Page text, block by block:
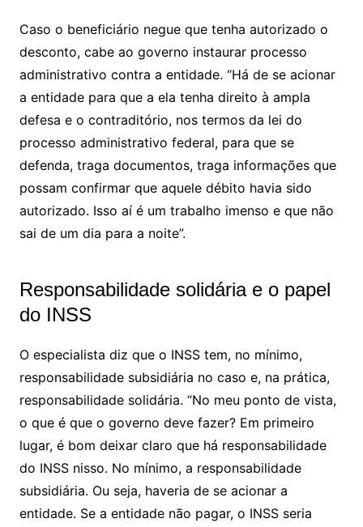
Caso o beneficiário negue que tenha autorizado o
desconto, cabe ao governo instaurar processo
administrativo contra a entidade. “Há de se acionar
a entidade para que a ela tenha direito à ampla
defesa e o contraditório, nos termos da lei do
processo administrativo federal, para que se
defenda, traga documentos, traga informações que
possam confirmar que aquele débito havia sido
autorizado. Isso aí é um trabalho imenso e que não
sai de um dia para a noite”.
Responsabilidade solidária e o papel
do INSS
O especialista diz que o INSS tem, no mínimo,
responsabilidade subsidiária no caso e, na prática,
responsabilidade solidária. “No meu ponto de vista,
o que é que o governo deve fazer? Em primeiro
lugar, é bom deixar claro que há responsabilidade
do INSS nisso. No mínimo, a responsabilidade
subsidiária. Ou seja, haveria de se acionar a
entidade. Se a entidade não pagar, o INSS seria